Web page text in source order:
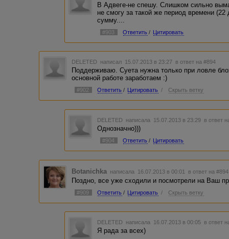
В Адвеге-не спешу. Слишком сильно
не смогу за такой же период времени (22
сумму....
#903 Ответить / Цитировать
DELETED написал 15.07.2013 в 23:27 в ответ на #894
Поддерживаю. Суета нужна только при ловле
основной работе заработаем :)
#902 Ответить / Цитировать / Скрыть ветку
DELETED написала 15.07.2013 в 23:29 в ответ
Однозначно)))
#904 Ответить / Цитировать
Botanichka написала 16.07.2013 в 00:01 в ответ на #894
Поздно, все уже сходили и посмотрели на Ваш
#909 Ответить / Цитировать / Скрыть ветку
DELETED написала 16.07.2013 в 00:05 в ответ
Я рада за всех)